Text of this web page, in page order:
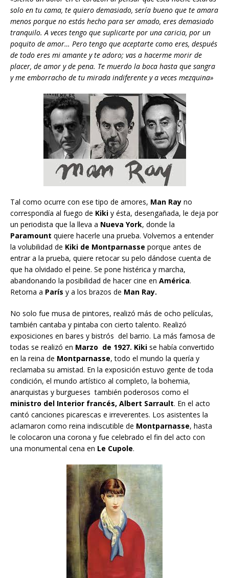
solo en tu cama, te quiero demasiado, sería bueno que te amara
menos porque no estás hecho para ser amado, eres demasiado
tranquilo. A veces tengo que suplicarte por una caricia, por un
poquito de amor… Pero tengo que aceptarte como eres, después
de todo eres mi amante y te adoro; vas a hacerme morir de
placer, de amor y de pena. Te muerdo la boca hasta que sangra
y me emborracho de tu mirada indiferente y a veces mezquina»
Tal como ocurre con ese tipo de amores, Man Ray no
correspondía al fuego de Kiki y ésta, desengañada, le deja por
un periodista que la lleva a Nueva York, donde la
Paramount quiere hacerle una prueba. Volvemos a entender
la volubilidad de Kiki de Montparnasse porque antes de
entrar a la prueba, quiere retocar su pelo dándose cuenta de
que ha olvidado el peine. Se pone histérica y marcha,
abandonando la posibilidad de hacer cine en América.
Retorna a París y a los brazos de Man Ray.
No solo fue musa de pintores, realizó más de ocho películas,
también cantaba y pintaba con cierto talento. Realizó
exposiciones en bares y bistrós del barrio. La más famosa de
todas se realizó en Marzo de 1927. Kiki se había convertido
en la reina de Montparnasse, todo el mundo la quería y
reclamaba su amistad. En la exposición estuvo gente de toda
condición, el mundo artístico al completo, la bohemia,
anarquistas y burgueses también poderosos como el
ministro del Interior francés, Albert Sarrault. En el acto
cantó canciones picarescas e irreverentes. Los asistentes la
aclamaron como reina indiscutible de Montparnasse, hasta
le colocaron una corona y fue celebrado el fin del acto con
una monumental cena en Le Cupole.